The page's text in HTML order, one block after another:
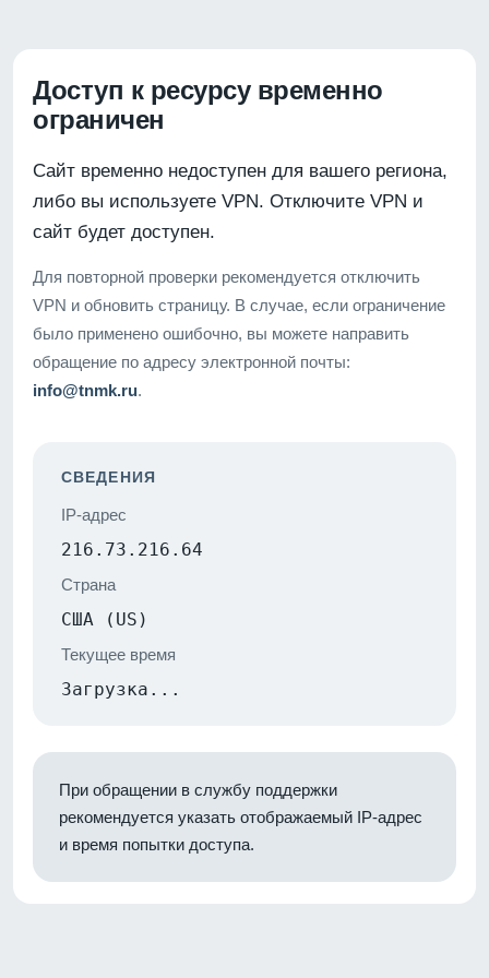
Доступ к ресурсу временно
ограничен
Сайт временно недоступен для вашего региона,
либо вы используете VPN. Отключите VPN и
сайт будет доступен.
Для повторной проверки рекомендуется отключить
VPN и обновить страницу. В случае, если ограничение
было применено ошибочно, вы можете направить
обращение по адресу электронной почты:
info@tnmk.ru.
СВЕДЕНИЯ
IP-адрес
216.73.216.64
Страна
США (US)
Текущее время
Загрузка...
При обращении в службу поддержки
рекомендуется указать отображаемый IP-адрес
и время попытки доступа.